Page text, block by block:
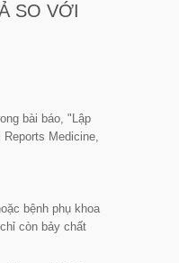
SO VỚI
bài báo,"Lập
Reports Medicine,
bệnh phụ khoa
còn bảy chất